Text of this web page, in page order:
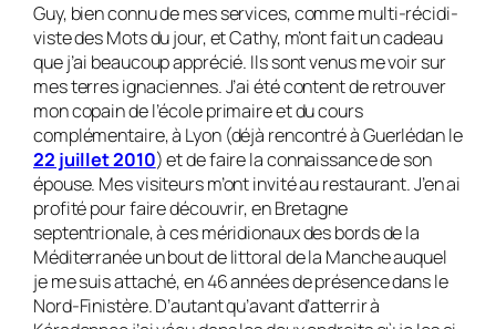
Guy, bien connu de mes services, comme multi-réci­di­
vis­te des Mots du jour, et Cathy, m’ont fait un cadeau
que j’ai beaucoup apprécié. Ils sont venus me voir sur
mes terres ignaci­ennes. J’ai été content de retrouver
mon copain de l’éco­le primaire et du cours
complémentaire, à Lyon (déjà rencontré à Guerlédan le
22 juillet 2010) et de faire la connaissance de son
épouse. Mes visiteurs m’ont invité au restaurant. J’en ai
profité pour faire découvrir, en Bretagne
septentrionale, à ces méridionaux des bords de la
Méditerranée un bout de littoral de la Manche auquel
je me suis attaché, en 46 années de présence dans le
Nord-Finistère. D’autant qu’avant d’atterrir à